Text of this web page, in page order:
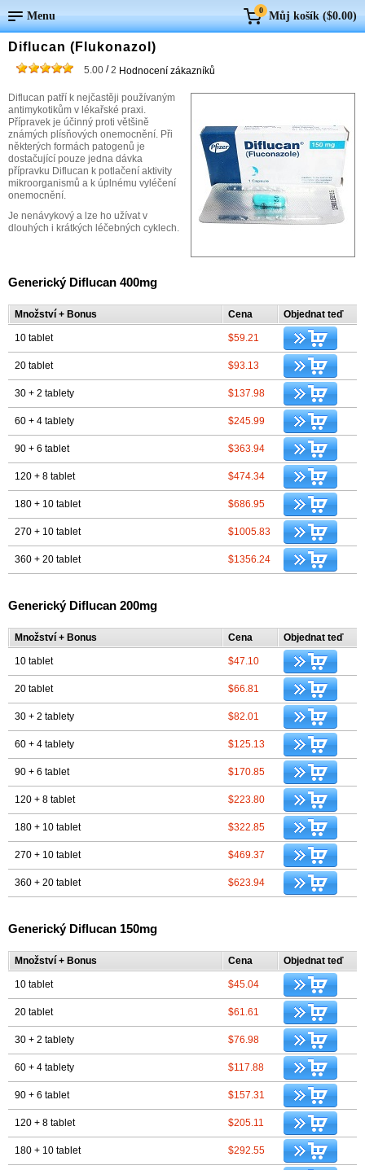
Menu 0 Můj košík ($0.00)
Diflucan (Flukonazol)
5.00 /2 Hodnocení zákazníků
Diflucan patří k nejčastěji používaným
antimykotikům v lékařské praxi.
Přípravek je účinný proti většině
známých plísňových onemocnění. Při
některých formách patogenů je
dostačující pouze jedna dávka
přípravku Diflucan k potlačení aktivity
mikroorganismů a k úplnému vyléčení
onemocnění.
Je nenávykový a lze ho užívat v
dlouhých i krátkých léčebných cyklech.
Generický Diflucan 400mg
Množství + Bonus Cena Objednat teď
10 tablet $59.21
20 tablet $93.13
30 + 2 tablety $137.98
60 + 4 tablety $245.99
90 + 6 tablet $363.94
120 + 8 tablet $474.34
180 + 10 tablet $686.95
270 + 10 tablet $1005.83
360 + 20 tablet $1356.24
Generický Diflucan 200mg
Množství + Bonus Cena Objednat teď
10 tablet $47.10
20 tablet $66.81
30 + 2 tablety $82.01
60 + 4 tablety $125.13
90 + 6 tablet $170.85
120 + 8 tablet $223.80
180 + 10 tablet $322.85
270 + 10 tablet $469.37
360 + 20 tablet $623.94
Generický Diflucan 150mg
Množství + Bonus Cena Objednat teď
10 tablet $45.04
20 tablet $61.61
30 + 2 tablety $76.98
60 + 4 tablety $117.88
90 + 6 tablet $157.31
120 + 8 tablet $205.11
180 + 10 tablet $292.55